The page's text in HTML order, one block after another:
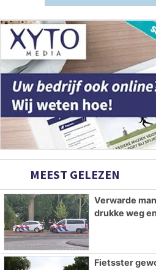
MEEST GELEZEN
Verwarde
drukke weg
Fietsster